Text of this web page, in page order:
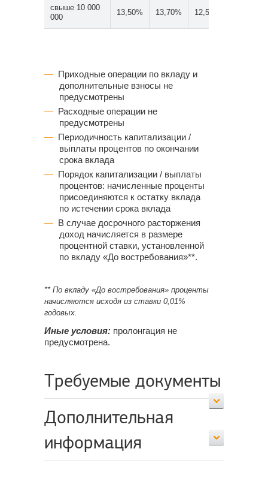
свыше 10 000
000
13,50% 13,70% 12,50%
Приходные операции по вкладу и
дополнительные взносы не
предусмотрены
Расходные операции не
предусмотрены
Периодичность капитализации /
выплаты процентов по окончании
срока вклада
Порядок капитализации / выплаты
процентов: начисленные проценты
присоединяются к остатку вклада
по истечении срока вклада
В случае досрочного расторжения
доход начисляется в размере
процентной ставки, установленной
по вкладу «До востребования»**.
** По вкладу «До востребования» проценты
начисляются исходя из ставки 0,01%
годовых.
Иные условия: пролонгация не
предусмотрена.
Требуемые документы
Дополнительная
информация